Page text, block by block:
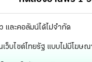
และคอลัมน์ได้ไม่จำกัด
เว็บไซต์ไทยรัฐ แบบไม่มีโฆษ